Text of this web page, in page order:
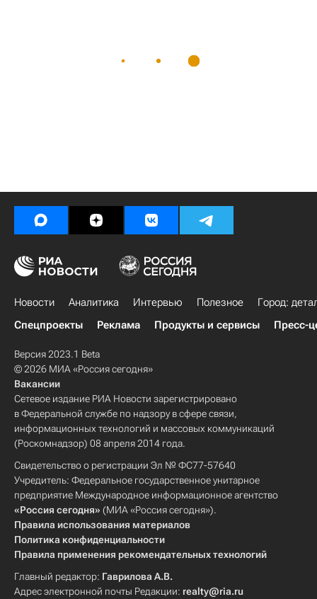
Новости Аналитика Интервью Полезное
Город:
Спецпроекты
Реклама Продукты и сервисы Пресс-
Версия 2023.1 Beta
© 2026 МИА «Россия сегодня»
Вакансии
Сетевое издание РИА Новости зарегистрировано
в Федеральной службе по надзору в сфере связи,
информационных технологий и массовых коммуникаций
(Роскомнадзор) 08 апреля 2014 года.
Свидетельство о регистрации Эл № ФС77-57640
Учредитель: Федеральное государственное унитарное
предприятие Международное информационное агентство
«Россия сегодня» (МИА «Россия сегодня»).
Правила использования материалов
Политика конфиденциальности
Правила применения рекомендательных технологий
Главный редактор: Гаврилова А.В.
Адрес электронной почты Редакции: realty@ria.ru